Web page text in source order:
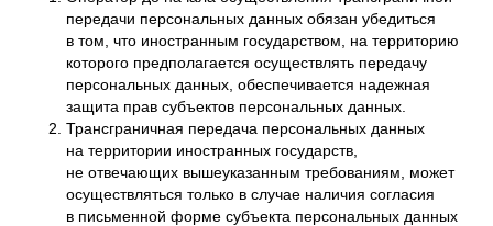
передачи персональных данных обязан убедиться
в том, что иностранным государством, на территорию
которого предполагается осуществлять передачу
персональных данных, обеспечивается надежная
защита прав субъектов персональных данных.
Трансграничная передача персональных данных
на территории иностранных государств,
не отвечающих вышеуказанным требованиям, может
осуществляться только в случае наличия согласия
в письменной форме субъекта персональных данных